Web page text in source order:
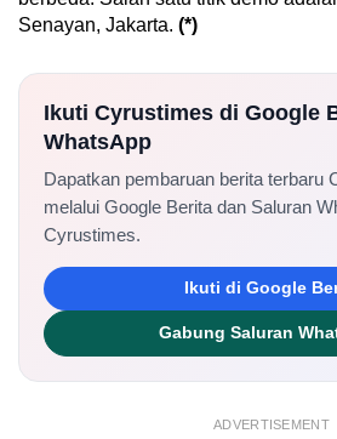
Senayan, Jakarta. (*)
Ikuti Cyrustimes di Google
WhatsApp
Dapatkan pembaruan berita terbaru
melalui Google Berita dan Saluran
Cyrustimes.
Ikuti di Google
Gabung Saluran
ADVERTISEMENT